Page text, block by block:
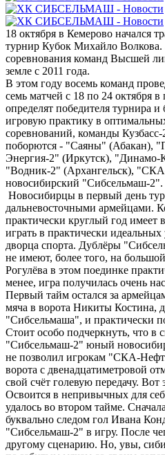
18 октября в Кемерово начался
турнир Кубок Михайло Волкова.
соревнования команд Высшей
земле с 2011 года.
В этом году восемь команд
семь матчей с 18 по 24 октября
определят победителя турнира
игровую практику в
соревнований, команды
поборются - "Саяны" (Абакан),
Энергия-2" (Иркутск), "Динамо-
"Водник-2" (Архангельск),
новосибирский "Сибсельмаш-2".
Новосибирцы в первый день
дальневосточными армейцами.
практически круглый год имеет
играть в практически идеальных
дворца спорта. Дублёры
не имеют, более того, на
Рогулёва в этом поединке
менее, игра получилась очень
Первый тайм остался за
мяча в ворота Никиты Костина,
"Сибсельмаша", и практически
Стоит особо подчеркнуть, что в
"Сибсельмаш-2" юный
не позволил игрокам "СКА-
ворота с двенадцатиметровой
свой счёт голевую передачу. Вот
Освоится в непривычных для
удалось во втором тайме.
буквально следом гол Ивана
"Сибсельмаш-2" в игру. После
другому сценарию. Но, увы,